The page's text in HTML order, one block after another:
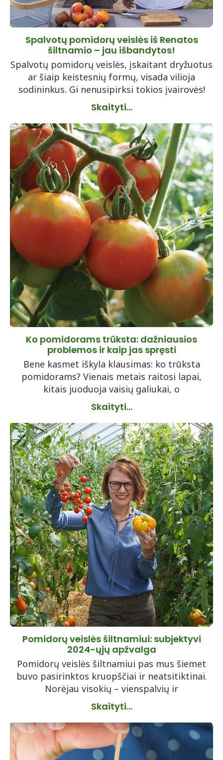
Spalvotų pomidorų veislės iš Renatos
šiltnamio – jau išbandytos!
Spalvotų pomidorų veislės, įskaitant dryžuotus
ar šiaip keistesnių formų, visada vilioja
sodininkus. Gi nenusipirksi tokios įvairovės!
Skaityti...
Ko pomidorams trūksta: dažniausios
problemos ir kaip jas spręsti
Bene kasmet iškyla klausimas: ko trūksta
pomidorams? Vienais metais raitosi lapai,
kitais juoduoja vaisių galiukai, o
Skaityti...
Pomidorų veislės šiltnamiui: subjektyvi
2024-ųjų apžvalga
Pomidorų veislės šiltnamiui pas mus šiemet
buvo pasirinktos kruopščiai ir neatsitiktinai.
Norėjau visokių – vienspalvių ir
Skaityti...